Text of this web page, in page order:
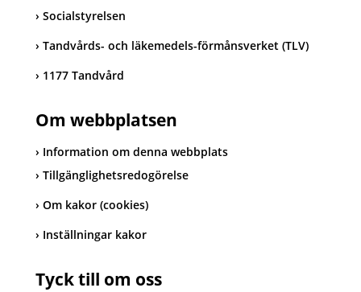
Socialstyrelsen
Tandvårds- och läkemedels-förmånsverket (TLV)
1177 Tandvård
Om webbplatsen
Information om denna webbplats
Tillgänglighetsredogörelse
Om kakor (cookies)
Inställningar kakor
Tyck till om oss